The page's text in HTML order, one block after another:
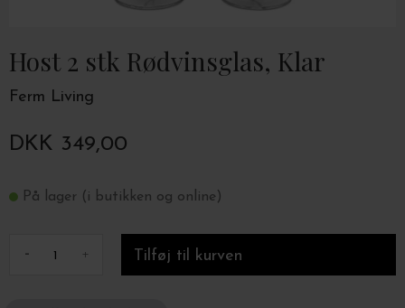
Host 2 stk Rødvinsglas, Klar
Ferm Living
DKK 349,00
På lager (i butikken og online)
- +